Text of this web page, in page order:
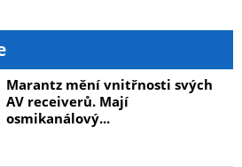
Marantz mění vnitřnosti svých
AV receiverů. Mají
osmikanálový...